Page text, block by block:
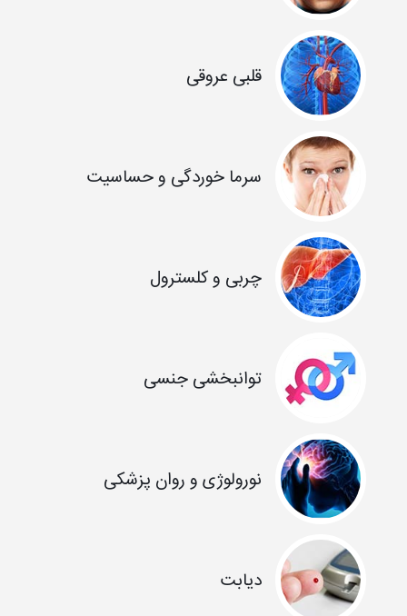
قلبی عروقی
سرما خوردگی و حساسیت
چربی و کلسترول
توانبخشی جنسی
نورولوژی و روان پزشکی
دیابت